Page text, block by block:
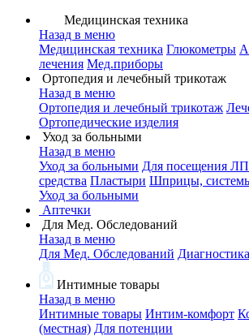
Медицинская техника
Назад в меню
Медицинская техника Глюкометры
лечения Мед.приборы
Ортопедия и лечебный трикотаж
Назад в меню
Ортопедия и лечебный трикотаж
Ортопедические изделия
Уход за больными
Назад в меню
Уход за больными Для посещения
средства Пластыри Шприцы, системы
Уход за больными
Аптечки
Для Мед. Обследований
Назад в меню
Для Мед. Обследований
Интимные товары
Назад в меню
Интимные товары Интим-комфорт
(местная) Для потенции